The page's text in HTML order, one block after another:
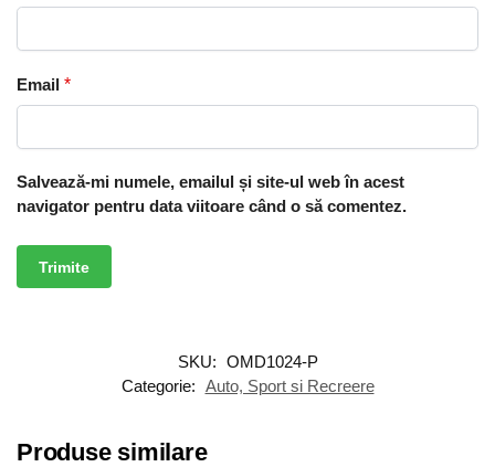
Email *
Salvează-mi numele, emailul și site-ul web în acest
navigator pentru data viitoare când o să comentez.
SKU: OMD1024-P
Categorie: Auto, Sport si Recreere
Produse similare